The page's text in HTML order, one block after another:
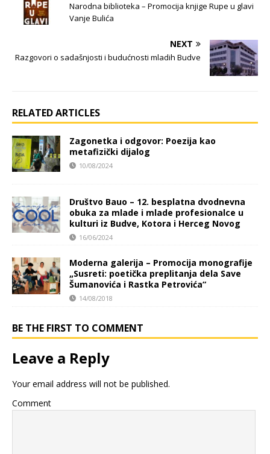
Narodna biblioteka – Promocija knjige Rupe u glavi
Vanje Bulića
NEXT
Razgovori o sadašnjosti i budućnosti mladih Budve
RELATED ARTICLES
Zagonetka i odgovor: Poezija kao
metafizički dijalog
10/08/2024
Društvo Bauo – 12. besplatna dvodnevna
obuka za mlade i mlade profesionalce u
kulturi iz Budve, Kotora i Herceg Novog
16/06/2024
Moderna galerija – Promocija monografije
„Susreti: poetička preplitanja dela Save
Šumanovića i Rastka Petrovića“
14/08/2018
BE THE FIRST TO COMMENT
Leave a Reply
Your email address will not be published.
Comment